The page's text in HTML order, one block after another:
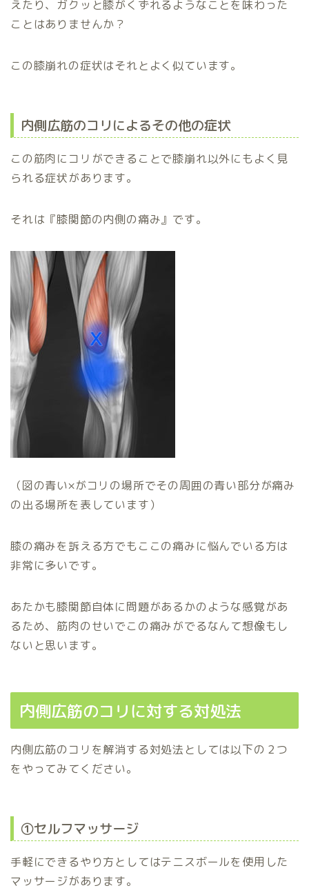
えたり、ガクッと膝がくずれるようなことを味わった
ことはありませんか？
この膝崩れの症状はそれとよく似ています。
内側広筋のコリによるその他の症状
この筋肉にコリができることで膝崩れ以外にもよく見
られる症状があります。
それは『膝関節の内側の痛み』です。
（図の青い×がコリの場所でその周囲の青い部分が痛み
の出る場所を表しています）
膝の痛みを訴える方でもここの痛みに悩んでいる方は
非常に多いです。
あたかも膝関節自体に問題があるかのような感覚があ
るため、筋肉のせいでこの痛みがでるなんて想像もし
ないと思います。
内側広筋のコリに対する対処法
内側広筋のコリを解消する対処法としては以下の２つ
をやってみてください。
①セルフマッサージ
手軽にできるやり方としてはテニスボールを使用した
マッサージがあります。